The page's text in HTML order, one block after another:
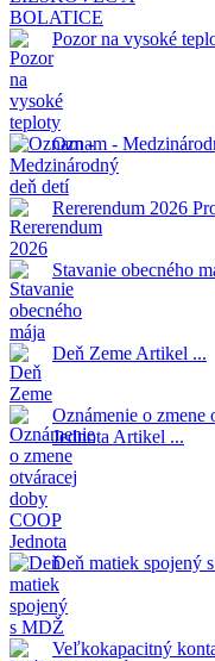
Pozor na vysoké
Oznam -
Rererendum 2026
Stavanie obecného
Deň Zeme Artikel ...
Oznámenie o
Jednota Artikel ...
Deň matiek spojený
Veľkokapacitný